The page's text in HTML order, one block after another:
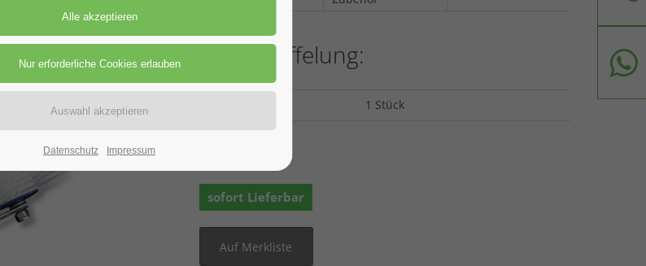
Preis-Staffelung:
1 Stück
sofort Lieferbar
Datenschutz Impressum